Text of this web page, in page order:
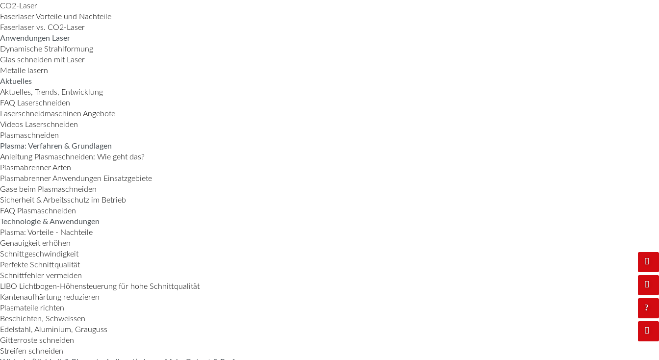
CO2-Laser
Faserlaser Vorteile und Nachteile
Faserlaser vs. CO2-Laser
Anwendungen Laser
Dynamische Strahlformung
Glas schneiden mit Laser
Metalle lasern
Aktuelles
Aktuelles, Trends, Entwicklung
FAQ Laserschneiden
Laserschneidmaschinen Angebote
Videos Laserschneiden
Plasmaschneiden
Plasma: Verfahren & Grundlagen
Anleitung Plasmaschneiden: Wie geht das?
Plasmabrenner Arten
Plasmabrenner Anwendungen Einsatzgebiete
Gase beim Plasmaschneiden
Sicherheit & Arbeitsschutz im Betrieb
FAQ Plasmaschneiden
Technologie & Anwendungen
Plasma: Vorteile - Nachteile
Genauigkeit erhöhen
Schnittgeschwindigkeit
Perfekte Schnittqualität
Schnittfehler vermeiden
LIBO Lichtbogen-Höhensteuerung für hohe Schnittqualität
Kantenaufhärtung reduzieren
Plasmateile richten
Beschichten, Schweissen
Edelstahl, Aluminium, Grauguss
Gitterroste schneiden
Streifen schneiden